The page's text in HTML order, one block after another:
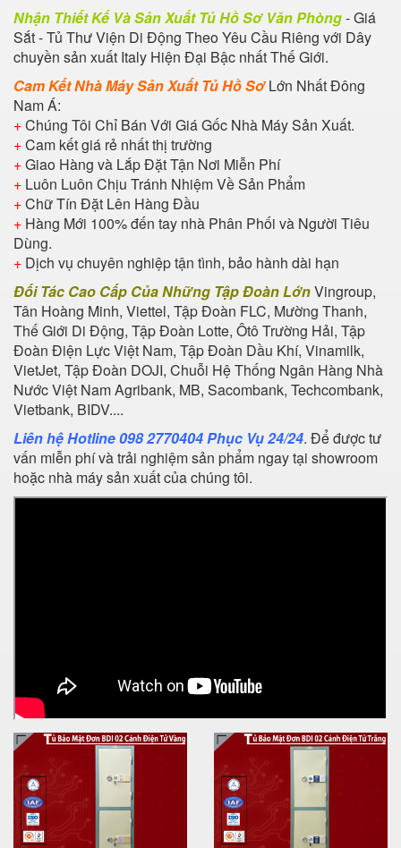
Nhận Thiết Kế Và Sản Xuất Tủ Hồ Sơ Văn Phòng- Giá
Sắt - Tủ Thư Viện Di Động Theo Yêu Cầu Riêng với Dây
chuyền sản xuất Italy Hiện Đại Bậc nhất Thế Giới.
Cam Kết Nhà Máy Sản Xuất Tủ Hồ SơLớn Nhất Đông
Nam Á:
+Chúng Tôi Chỉ Bán Với Giá Gốc Nhà Máy Sản Xuất.
+Cam kết giá rẻ nhất thị trường
+Giao Hàng và Lắp Đặt Tận Nơi Miễn Phí
+ Luôn Luôn Chịu Tránh Nhiệm Về Sản Phẩm
+Chữ Tín Đặt Lên Hàng Đầu
+ Hàng Mới 100% đến tay nhà Phân Phối và Người Tiêu
Dùng.
+ Dịch vụ chuyên nghiệp tận tình, bảo hành dài hạn
Đối Tác Cao Cấp Của Những Tập Đoàn LớnVingroup,
Tân Hoàng Minh, Viettel, Tập Đoàn FLC, Mường Thanh,
Thế Giới Di Động, Tập Đoàn Lotte, Ôtô Trường Hải, Tập
Đoàn Điện Lực Việt Nam, Tập Đoàn Dầu Khí, Vinamilk,
VietJet, Tập Đoàn DOJI, Chuỗi Hệ Thống Ngân Hàng Nhà
Nước Việt Nam Agribank, MB, Sacombank, Techcombank,
Vietbank, BIDV....
Liên hệ Hotline 098 2770404 Phục Vụ 24/24. Để được tư
vấn miễn phí và trải nghiệm sản phẩm ngay tại showroom
hoặc nhà máy sản xuất của chúng tôi.